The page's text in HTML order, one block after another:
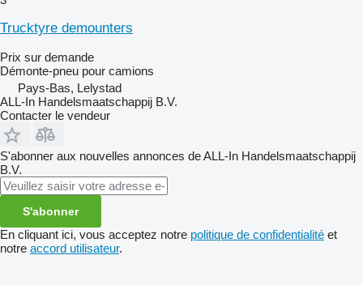
Trucktyre demounters
Prix sur demande
Démonte-pneu pour camions
Pays-Bas, Lelystad
ALL-In Handelsmaatschappij B.V.
Contacter le vendeur
S'abonner aux nouvelles annonces de ALL-In Handelsmaatschappij
B.V.
S'abonner
En cliquant ici, vous acceptez notre politique de confidentialité et
notre accord utilisateur.